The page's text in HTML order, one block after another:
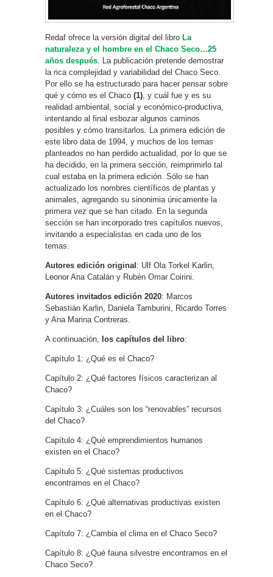
Redaf ofrece la versión digital del libro La
naturaleza y el hombre en el Chaco Seco…25
años después . La publicación pretende demostrar
la rica complejidad y variabilidad del Chaco Seco.
Por ello se ha estructurado para hacer pensar sobre
qué y cómo es el Chaco (1) , y cuál fue y es su
realidad ambiental, social y económico-productiva,
intentando al final esbozar algunos caminos
posibles y cómo transitarlos. La primera edición de
este libro data de 1994, y muchos de los temas
planteados no han perdido actualidad, por lo que se
ha decidido, en la primera sección, reimprimirlo tal
cual estaba en la primera edición. Sólo se han
actualizado los nombres científicos de plantas y
animales, agregando su sinonimia únicamente la
primera vez que se han citado. En la segunda
sección se han incorporado tres capítulos nuevos,
invitando a especialistas en cada uno de los
temas.
Autores edición original: Ulf Ola Torkel Karlin,
Leonor Ana Catalán y Rubén Omar Coirini.
Autores invitados edición 2020: Marcos
Sebastián Karlin, Daniela Tamburini, Ricardo Torres
y Ana Marina Contreras.
A continuación, los capítulos del libro:
Capítulo 1: ¿Qué es el Chaco?
Capítulo 2: ¿Qué factores físicos caracterizan al
Chaco?
Capítulo 3: ¿Cuáles son los “renovables” recursos
del Chaco?
Capítulo 4: ¿Qué emprendimientos humanos
existen en el Chaco?
Capítulo 5: ¿Qué sistemas productivos
encontramos en el Chaco?
Capítulo 6: ¿Qué alternativas productivas existen
en el Chaco?
Capítulo 7: ¿Cambia el clima en el Chaco Seco?
Capítulo 8: ¿Qué fauna silvestre encontramos en el
Chaco Seco?